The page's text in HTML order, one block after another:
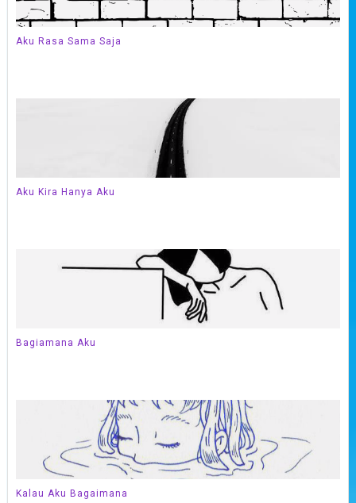
Aku Rasa Sama Saja
Aku Kira Hanya Aku
Bagiamana Aku
Kalau Aku Bagaimana